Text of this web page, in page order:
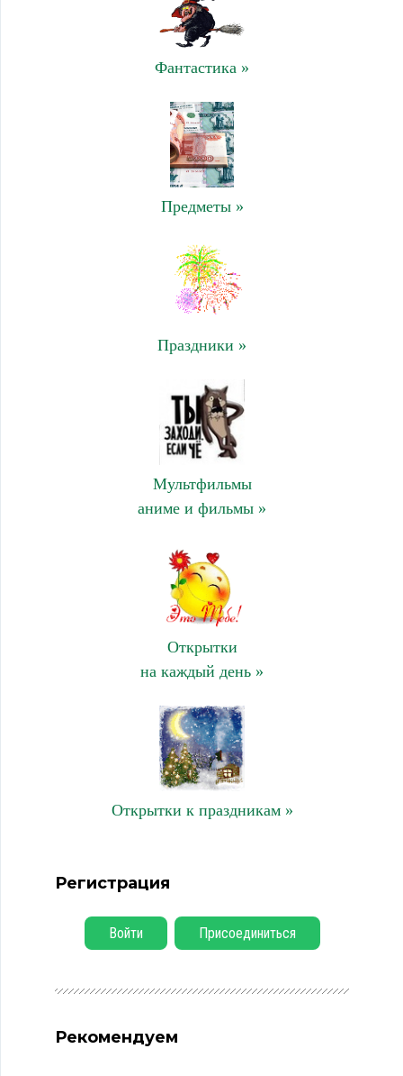
Фантастика »
Предметы »
Праздники »
Мультфильмы
аниме и фильмы »
Открытки
на каждый день »
Открытки к праздникам »
Регистрация
Войти Присоединиться
Рекомендуем